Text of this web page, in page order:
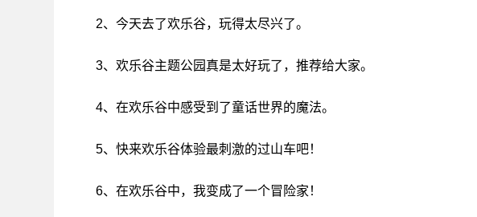
2、今天去了欢乐谷，玩得太尽兴了。
3、欢乐谷主题公园真是太好玩了，推荐给大家。
4、在欢乐谷中感受到了童话世界的魔法。
5、快来欢乐谷体验最刺激的过山车吧！
6、在欢乐谷中，我变成了一个冒险家！